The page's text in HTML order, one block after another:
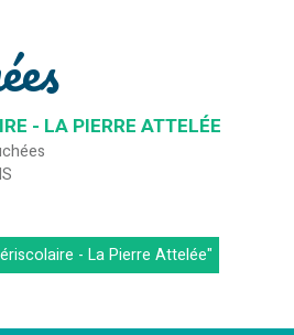
- LA PIERRE ATTELÉE
- La Pierre Attelée"